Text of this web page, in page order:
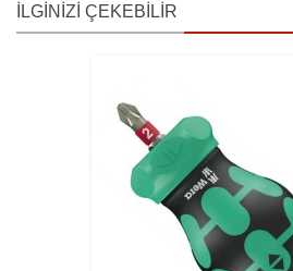
İLGINIZI ÇEKEBILIR